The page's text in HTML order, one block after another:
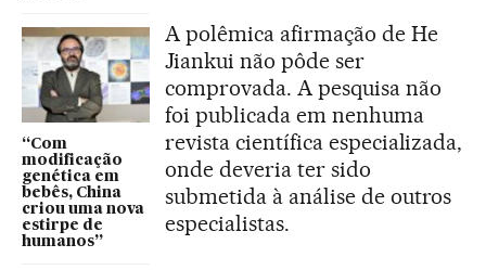
“Com
modificação
genética em
bebês, China
criou uma nova
estirpe de
humanos”
A polêmica afirmação de He
Jiankui não pôde ser
comprovada. A pesquisa não
foi publicada em nenhuma
revista científica especializada,
onde deveria ter sido
submetida à análise de outros
especialistas.